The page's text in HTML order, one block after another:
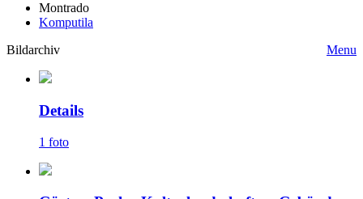
Montrado
Komputila
Bildarchiv
Menu
Details
1 foto